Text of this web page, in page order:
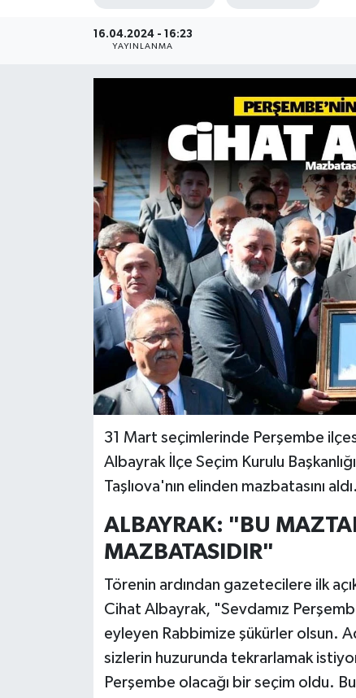
16.04.2024 - 16:23
YAYINLANMA
31 Mart seçimlerinde Perşembe
Albayrak İlçe Seçim Kurulu
Taşlıova'nın elinden mazbatasını aldı.
ALBAYRAK: "BU
MAZBATASIDIR"
Törenin ardından gazetecilere ilk
Cihat Albayrak, "Sevdamız
eyleyen Rabbimize şükürler olsun.
sizlerin huzurunda tekrarlamak
Perşembe olacağı bir seçim oldu.
MAGAZİN
OTOMOBİL
ÖZEL HABER
POLİTİKA
RÖPORTAJ
SAĞLIK
TEKNOLOJİ
VİDEO HABER
Haber Arşivi